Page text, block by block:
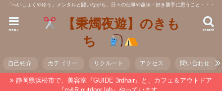
「へいしょくやゆう」メンタルと闘いながら、日々の仕事や趣味・好き勝手に思うこと・・・
【秉燭夜遊】のきも
ち
search
menu
自己紹介 カテゴリー リクルート アクセス 問い合わせ
静岡県浜松市で、美容室『GUIDE 3rdhair』と、カフェ＆アウトドア